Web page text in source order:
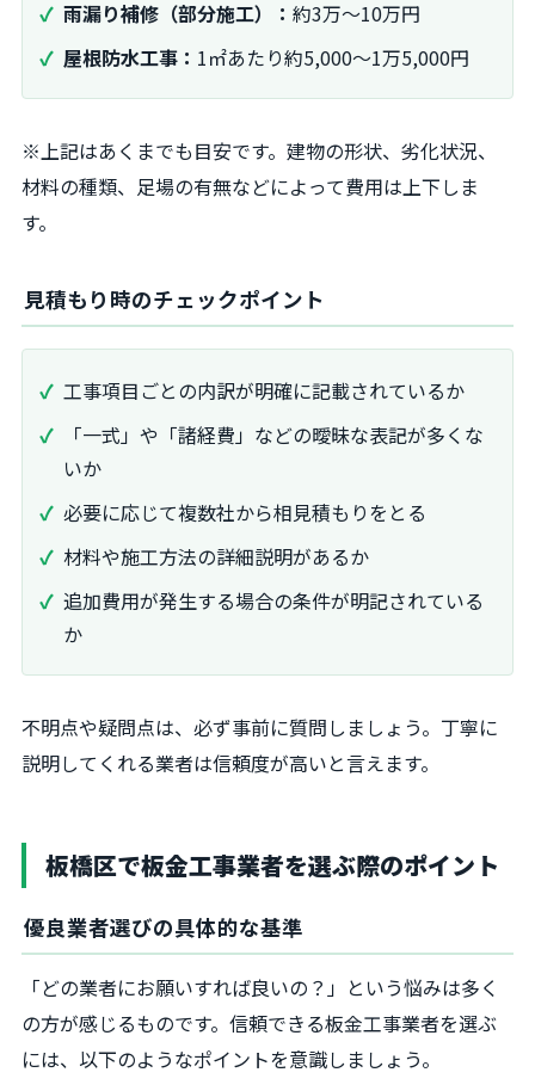
雨漏り補修（部分施工）： 約3万～10万円
屋根防水工事： 1㎡あたり約5,000～1万5,000円
※上記はあくまでも目安です。建物の形状、劣化状況、
材料の種類、足場の有無などによって費用は上下しま
す。
見積もり時のチェックポイント
工事項目ごとの内訳が明確に記載されているか
「一式」や「諸経費」などの曖昧な表記が多くな
いか
必要に応じて複数社から相見積もりをとる
材料や施工方法の詳細説明があるか
追加費用が発生する場合の条件が明記されている
か
不明点や疑問点は、必ず事前に質問しましょう。丁寧に
説明してくれる業者は信頼度が高いと言えます。
板橋区で板金工事業者を選ぶ際のポイント
優良業者選びの具体的な基準
「どの業者にお願いすれば良いの？」という悩みは多く
の方が感じるものです。信頼できる板金工事業者を選ぶ
には、以下のようなポイントを意識しましょう。